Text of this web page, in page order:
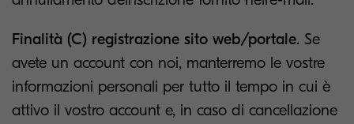
Finalità (C) registrazione sito web/portale. Se
avete un account con noi, manterremo le vostre
informazioni personali per tutto il tempo in cui è
attivo il vostro account e, in caso di cancellazione